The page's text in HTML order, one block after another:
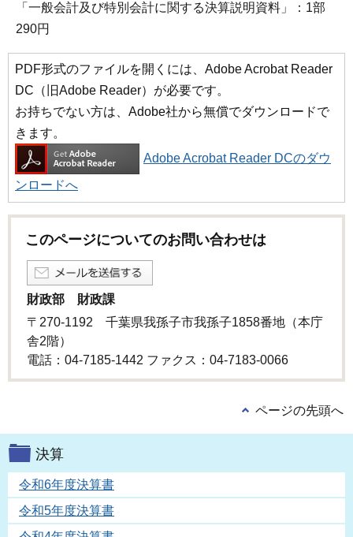
「一般会計及び特別会計に関する決算説明資料」：1部
290円
PDF形式のファイルを開くには、Adobe Acrobat Reader
DC（旧Adobe Reader）が必要です。
お持ちでない方は、Adobe社から無償でダウンロードで
きます。
Adobe Acrobat Reader DCのダウ
ンロードへ
このページについてのお問い合わせは
財政部 財政課
〒270-1192 千葉県我孫子市我孫子1858番地（本庁
舎2階）
電話：04-7185-1442 ファクス：04-7183-0066
ページの先頭へ
決算
令和6年度決算書
令和5年度決算書